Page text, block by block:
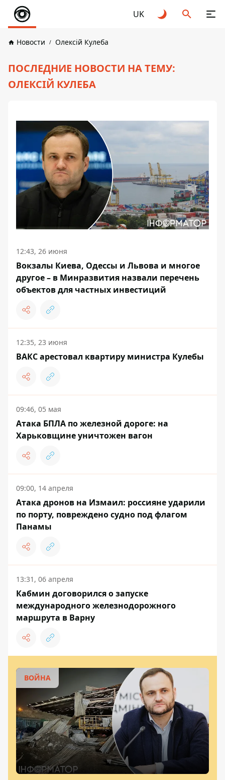
UK
Новости Олексій Кулеба
ПОСЛЕДНИЕ НОВОСТИ НА ТЕМУ:
ОЛЕКСІЙ КУЛЕБА
12:43, 26 июня
Вокзалы Киева, Одессы и Львова и многое
другое – в Минразвития назвали перечень
объектов для частных инвестиций
12:35, 23 июня
ВАКС арестовал квартиру министра Кулебы
09:46, 05 мая
Атака БПЛА по железной дороге: на
Харьковщине уничтожен вагон
09:00, 14 апреля
Атака дронов на Измаил: россияне ударили
по порту, повреждено судно под флагом
Панамы
13:31, 06 апреля
Кабмин договорился о запуске
международного железнодорожного
маршрута в Варну
ВОЙНА